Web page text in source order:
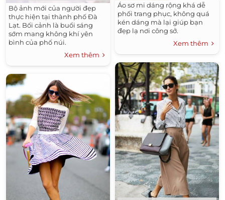
Bộ ảnh mới của người đẹp
thực hiện tại thành phố Đà
Lạt. Bối cảnh là buổi sáng
sớm mang không khí yên
bình của phố núi.
Xem thêm
Áo sơ mi dáng rộng khá dễ
phối trang phục, không quá
kén dáng mà lại giúp bạn
đẹp lạ nơi công sở.
Xem thêm